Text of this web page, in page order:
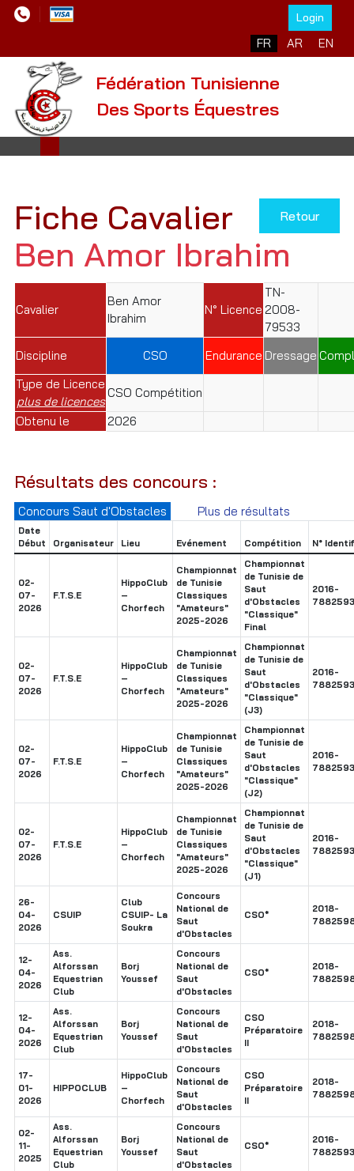
Login
Sélectionnez votre
FR AR EN
Fédération Tunisienne
Des Sports Équestres
Retour
Fiche Cavalier
Ben Amor Ibrahim
Cavalier
Ben Amor
Ibrahim
N° Licence
TN-
2008-
79533
Discipline
CSO Endurance Dressage
Type de Licence
plus de licences
CSO Compétition
Obtenu le
2026
Résultats des concours :
Concours Saut d'Obstacles Plus de résultats
Date
Début
Organisateur Lieu Evénement Compétition N°
02-
07-
2026
F.T.S.E
HippoClub
–
Chorfech
Championnat
de Tunisie
Classiques
"Amateurs"
2025-2026
Championnat
de Tunisie de
Saut
d'Obstacles
"Classique"
Final
2016-
02-
07-
2026
F.T.S.E
HippoClub
–
Chorfech
Championnat
de Tunisie
Classiques
"Amateurs"
2025-2026
Championnat
de Tunisie de
Saut
d'Obstacles
"Classique"
(J3)
2016-
02-
07-
2026
F.T.S.E
HippoClub
–
Chorfech
Championnat
de Tunisie
Classiques
"Amateurs"
2025-2026
Championnat
de Tunisie de
Saut
d'Obstacles
"Classique"
(J2)
2016-
02-
07-
2026
F.T.S.E
HippoClub
–
Chorfech
Championnat
de Tunisie
Classiques
"Amateurs"
2025-2026
Championnat
de Tunisie de
Saut
d'Obstacles
"Classique"
(J1)
2016-
26-
04-
2026
CSUIP
Club
CSUIP- La
Soukra
Concours
National de
Saut
d'Obstacles
CSO*
2018-
12-
04-
2026
Ass.
Alforssan
Equestrian
Club
Borj
Youssef
Concours
National de
Saut
d'Obstacles
CSO*
2018-
12-
04-
2026
Ass.
Alforssan
Equestrian
Club
Borj
Youssef
Concours
National de
Saut
d'Obstacles
CSO
Préparatoire
II
2018-
17-
01-
2026
HIPPOCLUB
HippoClub
–
Chorfech
Concours
National de
Saut
d'Obstacles
CSO
Préparatoire
II
2018-
02-
11-
2025
Ass.
Alforssan
Equestrian
Club
Borj
Youssef
Concours
National de
Saut
d'Obstacles
CSO*
2016-